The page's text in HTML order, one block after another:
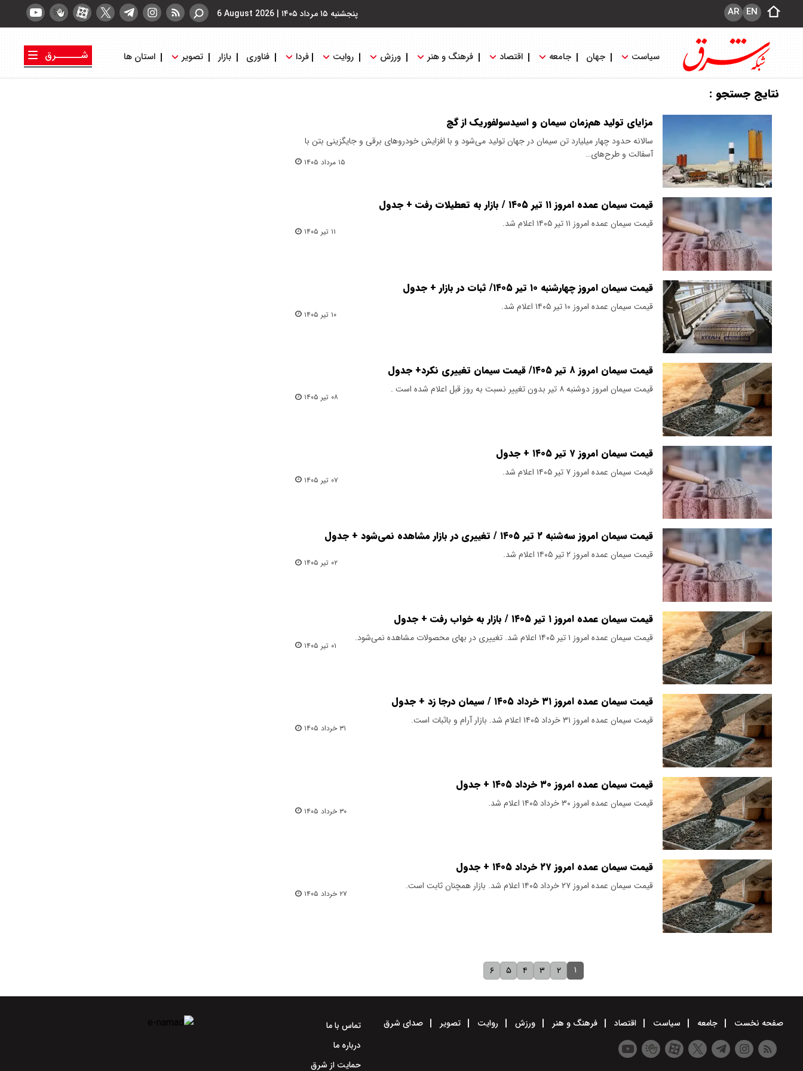
پنجشنبه ۱۵ مرداد ۱۴۰۵ |
6 August 2026 EN
AR
سیاست جهان جامعه اقتصاد فرهنگ و هنر ورزش روایت فردا فناوری بازار تصویر استان ها
شــــــرق
نتایج جستجو :
مزایای تولید هم‌زمان سیمان و اسیدسولفوریک از گچ
سالانه حدود چهار میلیارد تن سیمان در جهان تولید می‌شود و با افزایش خودروهای برقی و جایگزینی بتن با
آسفالت و طرح‌های…
۱۵ مرداد ۱۴۰۵
قیمت سیمان عمده امروز ۱۱ تیر ۱۴۰۵ / بازار به تعطیلات رفت + جدول
قیمت سیمان عمده امروز ۱۱ تیر ۱۴۰۵ اعلام شد.
۱۱ تیر ۱۴۰۵
قیمت سیمان امروز چهارشنبه ۱۰ تیر ۱۴۰۵/ ثبات در بازار + جدول
قیمت سیمان عمده امروز ۱۰ تیر ۱۴۰۵ اعلام شد.
۱۰ تیر ۱۴۰۵
قیمت سیمان امروز ۸ تیر ۱۴۰۵/ قیمت سیمان تغییری نکرد+ جدول
قیمت سیمان امروز دوشنبه ۸ تیر بدون تغییر نسبت به روز قبل اعلام شده است .
۰۸ تیر ۱۴۰۵
قیمت سیمان امروز ۷ تیر ۱۴۰۵ + جدول
قیمت سیمان عمده امروز ۷ تیر ۱۴۰۵ اعلام شد.
۰۷ تیر ۱۴۰۵
قیمت سیمان امروز سه‌شنبه ۲ تیر ۱۴۰۵ / تغییری در بازار مشاهده نمی‌شود + جدول
قیمت سیمان عمده امروز ۲ تیر ۱۴۰۵ اعلام شد.
۰۲ تیر ۱۴۰۵
قیمت سیمان عمده امروز ۱ تیر ۱۴۰۵ / بازار به خواب رفت + جدول
قیمت سیمان عمده امروز ۱ تیر ۱۴۰۵ اعلام شد. تغییری در بهای محصولات مشاهده نمی‌شود.
۰۱ تیر ۱۴۰۵
قیمت سیمان عمده امروز ۳۱ خرداد ۱۴۰۵ / سیمان درجا زد + جدول
قیمت سیمان عمده امروز ۳۱ خرداد ۱۴۰۵ اعلام شد. بازار آرام و باثبات است.
۳۱ خرداد ۱۴۰۵
قیمت سیمان عمده امروز ۳۰ خرداد ۱۴۰۵ + جدول
قیمت سیمان عمده امروز ۳۰ خرداد ۱۴۰۵ اعلام شد.
۳۰ خرداد ۱۴۰۵
قیمت سیمان عمده امروز ۲۷ خرداد ۱۴۰۵ + جدول
قیمت سیمان عمده امروز ۲۷ خرداد ۱۴۰۵ اعلام شد. بازار همچنان ثابت است.
۲۷ خرداد ۱۴۰۵
۱ ۲ ۳ ۴ ۵ ۶
صفحه نخست جامعه سیاست اقتصاد فرهنگ و هنر ورزش روایت تصویر صدای شرق
تماس با ما
درباره ما
حمایت از شرق